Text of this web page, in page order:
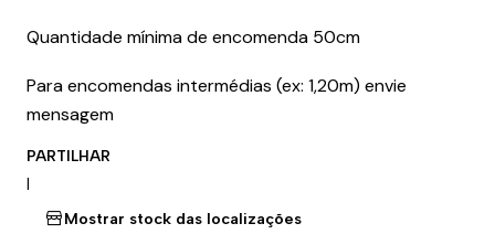
Quantidade mínima de encomenda 50cm
Para encomendas intermédias (ex: 1,20m) envie
mensagem
PARTILHAR
|
Mostrar stock das localizações